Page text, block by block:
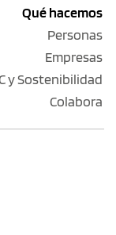
Qué hacemos
Personas
Empresas
y Sostenibilidad
Colabora